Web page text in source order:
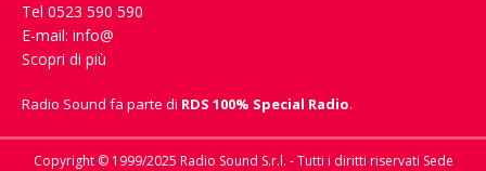
Tel 0523 590 590
E-mail: info@
Scopri di più
Radio Sound fa parte di RDS 100% Special Radio.
Copyright © 1999/2025 Radio Sound S.r.l. - Tutti i diritti riservati Sede